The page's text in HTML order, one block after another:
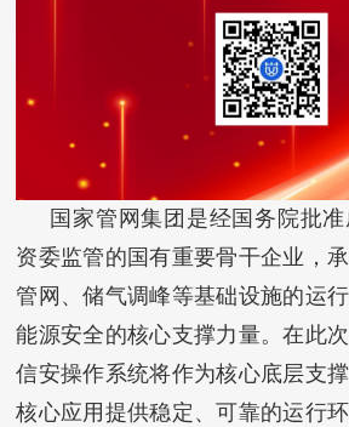
国家管网集团是经国务院批
资委监管的国有重要骨干企业，
管网、储气调峰等基础设施的运
能源安全的核心支撑力量。在此
信安操作系统将作为核心底层支
核心应用提供稳定、可靠的运行